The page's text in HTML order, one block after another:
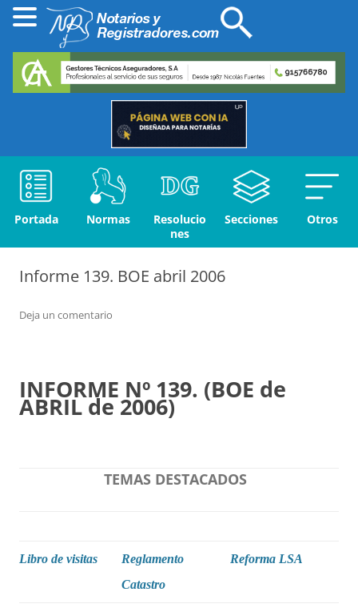
Portada Normas
Resolucio
nes
Secciones Otros
Informe 139. BOE abril 2006
Deja un comentario
INFORME Nº 139. (BOE de
ABRIL de 2006)
TEMAS DESTACADOS
Libro de visitas
Reglamento
Catastro
Reforma LSA